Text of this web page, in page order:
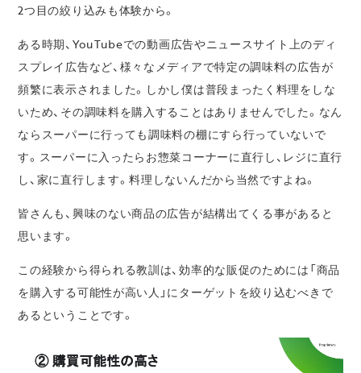
2つ目の絞り込みも体験から。
ある時期、YouTubeでの動画広告やニュースサイト上のディ
スプレイ広告など、様々なメディアで特定の調味料の広告が
頻繁に表示されました。しかし僕は普段まったく料理をしな
いため、その調味料を購入することはありませんでした。なん
ならスーパーに行っても調味料の棚にすら行っていないで
す。スーパーに入ったらお惣菜コーナーに直行し、レジに直行
し、家に直行します。料理しないんだから当然ですよね。
皆さんも、興味のない商品の広告が結構出てくる事があると
思います。
この経験から得られる教訓は、効率的な販促のためには「商品
を購入する可能性が高い人」にターゲットを絞り込むべきで
あるということです。